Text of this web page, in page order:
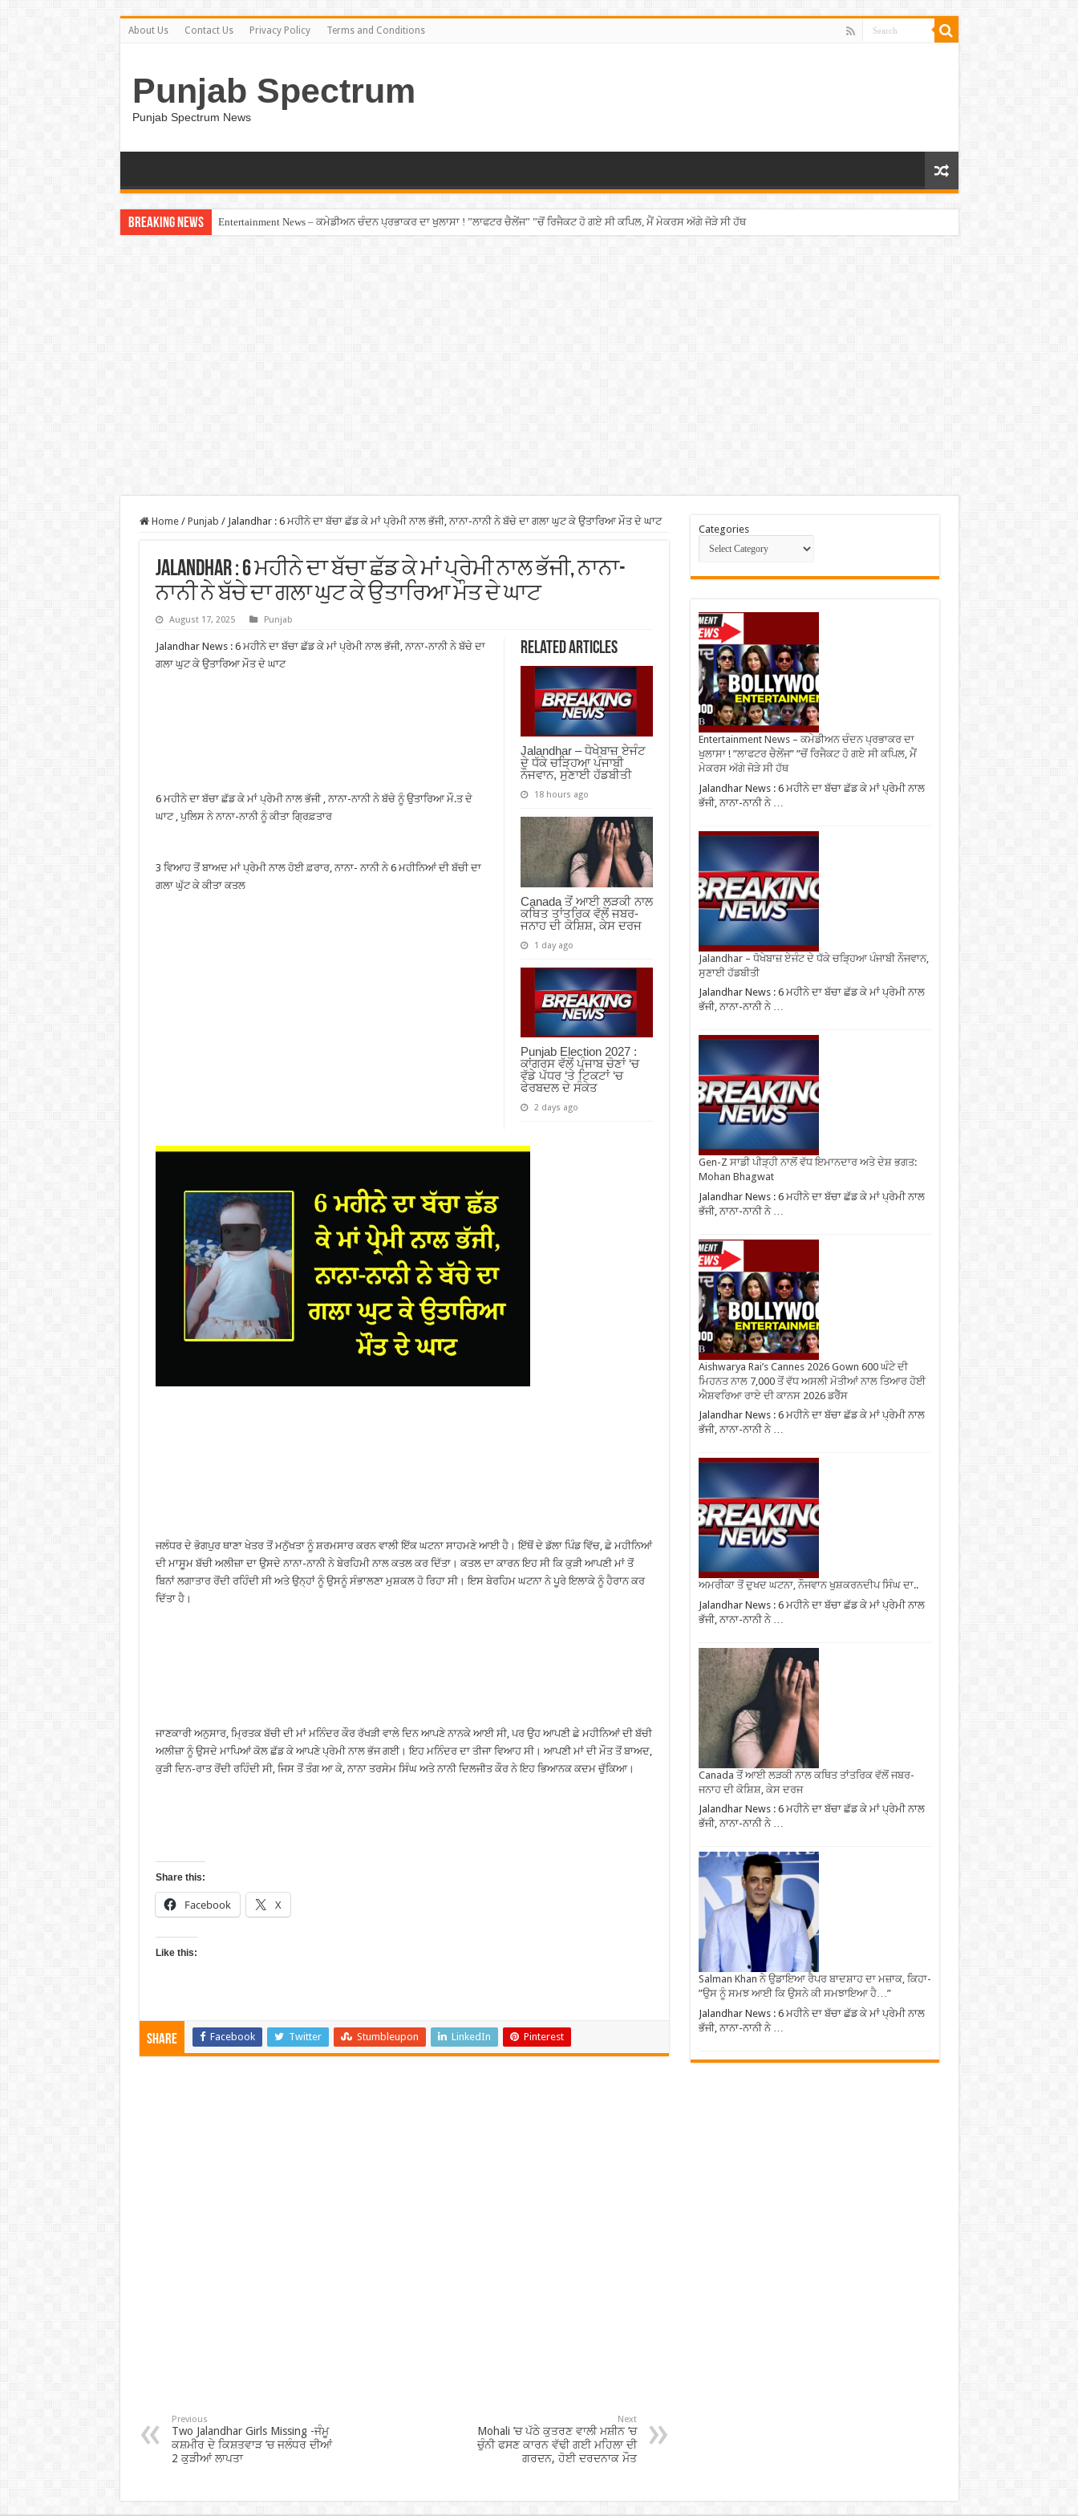
About Us Contact Us Privacy Policy Terms and Conditions
Punjab Spectrum
Punjab Spectrum News
Breaking News Entertainment News – ਕਮੇਡੀਅਨ ਚੰਦਨ ਪ੍ਰਭਾਕਰ ਦਾ ਖੁਲਾਸਾ ! ”ਲਾਫਟਰ ਚੈਲੇਂਜ” ”ਚੋਂ ਰਿਜੈਕਟ ਹੋ ਗਏ ਸੀ ਕਪਿਲ, ਮੈਂ ਮੇਕਰਸ ਅੱਗੇ ਜੋੜੇ ਸੀ ਹੱਥ
Home / Punjab / Jalandhar : 6 ਮਹੀਨੇ ਦਾ ਬੱਚਾ ਛੱਡ ਕੇ ਮਾਂ ਪ੍ਰੇਮੀ ਨਾਲ ਭੱਜੀ, ਨਾਨਾ-ਨਾਨੀ ਨੇ ਬੱਚੇ ਦਾ ਗਲਾ ਘੁਟ ਕੇ ਉਤਾਰਿਆ ਮੌਤ ਦੇ ਘਾਟ
Jalandhar : 6 ਮਹੀਨੇ ਦਾ ਬੱਚਾ ਛੱਡ ਕੇ ਮਾਂ ਪ੍ਰੇਮੀ ਨਾਲ ਭੱਜੀ, ਨਾਨਾ-
ਨਾਨੀ ਨੇ ਬੱਚੇ ਦਾ ਗਲਾ ਘੁਟ ਕੇ ਉਤਾਰਿਆ ਮੌਤ ਦੇ ਘਾਟ
August 17, 2025 Punjab
Related Articles
Jalandhar – ਧੋਖੇਬਾਜ਼ ਏਜੰਟ
ਦੇ ਧੱਕੇ ਚੜ੍ਹਿਆ ਪੰਜਾਬੀ
ਨੌਜਵਾਨ, ਸੁਣਾਈ ਹੱਡਬੀਤੀ
18 hours ago
Canada ਤੋਂ ਆਈ ਲੜਕੀ ਨਾਲ
ਕਥਿਤ ਤਾਂਤਰਿਕ ਵੱਲੋਂ ਜਬਰ-
ਜਨਾਹ ਦੀ ਕੋਸ਼ਿਸ਼, ਕੇਸ ਦਰਜ
1 day ago
Punjab Election 2027 :
ਕਾਂਗਰਸ ਵੱਲੋਂ ਪੰਜਾਬ ਚੋਣਾਂ ‘ਚ
ਵੱਡੇ ਪੱਧਰ ‘ਤੇ ਟਿਕਟਾਂ ‘ਚ
ਫੇਰਬਦਲ ਦੇ ਸੰਕੇਤ
2 days ago
Jalandhar News : 6 ਮਹੀਨੇ ਦਾ ਬੱਚਾ ਛੱਡ ਕੇ ਮਾਂ ਪ੍ਰੇਮੀ ਨਾਲ ਭੱਜੀ, ਨਾਨਾ-ਨਾਨੀ ਨੇ ਬੱਚੇ ਦਾ
ਗਲਾ ਘੁਟ ਕੇ ਉਤਾਰਿਆ ਮੌਤ ਦੇ ਘਾਟ
6 ਮਹੀਨੇ ਦਾ ਬੱਚਾ ਛੱਡ ਕੇ ਮਾਂ ਪ੍ਰੇਮੀ ਨਾਲ ਭੱਜੀ , ਨਾਨਾ-ਨਾਨੀ ਨੇ ਬੱਚੇ ਨੂੰ ਉਤਾਰਿਆ ਮੌ.ਤ ਦੇ
ਘਾਟ , ਪੁਲਿਸ ਨੇ ਨਾਨਾ-ਨਾਨੀ ਨੂੰ ਕੀਤਾ ਗ੍ਰਿਫ਼ਤਾਰ
3 ਵਿਆਹ ਤੋਂ ਬਾਅਦ ਮਾਂ ਪ੍ਰੇਮੀ ਨਾਲ ਹੋਈ ਫ਼ਰਾਰ, ਨਾਨਾ- ਨਾਨੀ ਨੇ 6 ਮਹੀਨਿਆਂ ਦੀ ਬੱਚੀ ਦਾ
ਗਲਾ ਘੁੱਟ ਕੇ ਕੀਤਾ ਕਤਲ
ਜਲੰਧਰ ਦੇ ਭੋਗਪੁਰ ਥਾਣਾ ਖੇਤਰ ਤੋਂ ਮਨੁੱਖਤਾ ਨੂੰ ਸ਼ਰਮਸਾਰ ਕਰਨ ਵਾਲੀ ਇੱਕ ਘਟਨਾ ਸਾਹਮਣੇ ਆਈ ਹੈ। ਇੱਥੋਂ ਦੇ ਡੱਲਾ ਪਿੰਡ ਵਿੱਚ, ਛੇ ਮਹੀਨਿਆਂ
ਦੀ ਮਾਸੂਮ ਬੱਚੀ ਅਲੀਜ਼ਾ ਦਾ ਉਸਦੇ ਨਾਨਾ-ਨਾਨੀ ਨੇ ਬੇਰਹਿਮੀ ਨਾਲ ਕਤਲ ਕਰ ਦਿੱਤਾ। ਕਤਲ ਦਾ ਕਾਰਨ ਇਹ ਸੀ ਕਿ ਕੁੜੀ ਆਪਣੀ ਮਾਂ ਤੋਂ
ਬਿਨਾਂ ਲਗਾਤਾਰ ਰੋਂਦੀ ਰਹਿੰਦੀ ਸੀ ਅਤੇ ਉਨ੍ਹਾਂ ਨੂੰ ਉਸਨੂੰ ਸੰਭਾਲਣਾ ਮੁਸ਼ਕਲ ਹੋ ਰਿਹਾ ਸੀ। ਇਸ ਬੇਰਹਿਮ ਘਟਨਾ ਨੇ ਪੂਰੇ ਇਲਾਕੇ ਨੂੰ ਹੈਰਾਨ ਕਰ
ਦਿੱਤਾ ਹੈ।
ਜਾਣਕਾਰੀ ਅਨੁਸਾਰ, ਮ੍ਰਿਤਕ ਬੱਚੀ ਦੀ ਮਾਂ ਮਨਿੰਦਰ ਕੌਰ ਰੱਖੜੀ ਵਾਲੇ ਦਿਨ ਆਪਣੇ ਨਾਨਕੇ ਆਈ ਸੀ, ਪਰ ਉਹ ਆਪਣੀ ਛੇ ਮਹੀਨਿਆਂ ਦੀ ਬੱਚੀ
ਅਲੀਜ਼ਾ ਨੂੰ ਉਸਦੇ ਮਾਪਿਆਂ ਕੋਲ ਛੱਡ ਕੇ ਆਪਣੇ ਪ੍ਰੇਮੀ ਨਾਲ ਭੱਜ ਗਈ। ਇਹ ਮਨਿੰਦਰ ਦਾ ਤੀਜਾ ਵਿਆਹ ਸੀ। ਆਪਣੀ ਮਾਂ ਦੀ ਮੌਤ ਤੋਂ ਬਾਅਦ,
ਕੁੜੀ ਦਿਨ-ਰਾਤ ਰੋਂਦੀ ਰਹਿੰਦੀ ਸੀ, ਜਿਸ ਤੋਂ ਤੰਗ ਆ ਕੇ, ਨਾਨਾ ਤਰਸੇਮ ਸਿੰਘ ਅਤੇ ਨਾਨੀ ਦਿਲਜੀਤ ਕੌਰ ਨੇ ਇਹ ਭਿਆਨਕ ਕਦਮ ਚੁੱਕਿਆ।
Share this:
Facebook X
Like this:
Share Facebook Twitter Stumbleupon LinkedIn Pinterest
Previous
Two Jalandhar Girls Missing -ਜੰਮੂ
ਕਸ਼ਮੀਰ ਦੇ ਕਿਸ਼ਤਵਾੜ ’ਚ ਜਲੰਧਰ ਦੀਆਂ
2 ਕੁੜੀਆਂ ਲਾਪਤਾ
Next
Mohali ’ਚ ਪੱਠੇ ਕੁਤਰਣ ਵਾਲੀ ਮਸ਼ੀਨ ’ਚ
ਚੁੰਨੀ ਫਸਣ ਕਾਰਨ ਵੱਢੀ ਗਈ ਮਹਿਲਾ ਦੀ
ਗਰਦਨ, ਹੋਈ ਦਰਦਨਾਕ ਮੌਤ
Categories
Entertainment News – ਕਮੇਡੀਅਨ ਚੰਦਨ ਪ੍ਰਭਾਕਰ ਦਾ
ਖੁਲਾਸਾ ! ”ਲਾਫਟਰ ਚੈਲੇਂਜ” ”ਚੋਂ ਰਿਜੈਕਟ ਹੋ ਗਏ ਸੀ ਕਪਿਲ, ਮੈਂ
ਮੇਕਰਸ ਅੱਗੇ ਜੋੜੇ ਸੀ ਹੱਥ
Jalandhar News : 6 ਮਹੀਨੇ ਦਾ ਬੱਚਾ ਛੱਡ ਕੇ ਮਾਂ ਪ੍ਰੇਮੀ ਨਾਲ
ਭੱਜੀ, ਨਾਨਾ-ਨਾਨੀ ਨੇ …
Jalandhar – ਧੋਖੇਬਾਜ਼ ਏਜੰਟ ਦੇ ਧੱਕੇ ਚੜ੍ਹਿਆ ਪੰਜਾਬੀ ਨੌਜਵਾਨ,
ਸੁਣਾਈ ਹੱਡਬੀਤੀ
Jalandhar News : 6 ਮਹੀਨੇ ਦਾ ਬੱਚਾ ਛੱਡ ਕੇ ਮਾਂ ਪ੍ਰੇਮੀ ਨਾਲ
ਭੱਜੀ, ਨਾਨਾ-ਨਾਨੀ ਨੇ …
Gen-Z ਸਾਡੀ ਪੀੜ੍ਹੀ ਨਾਲੋਂ ਵੱਧ ਇਮਾਨਦਾਰ ਅਤੇ ਦੇਸ਼ ਭਗਤ:
Mohan Bhagwat
Jalandhar News : 6 ਮਹੀਨੇ ਦਾ ਬੱਚਾ ਛੱਡ ਕੇ ਮਾਂ ਪ੍ਰੇਮੀ ਨਾਲ
ਭੱਜੀ, ਨਾਨਾ-ਨਾਨੀ ਨੇ …
Aishwarya Rai’s Cannes 2026 Gown 600 ਘੰਟੇ ਦੀ
ਮਿਹਨਤ ਨਾਲ 7,000 ਤੋਂ ਵੱਧ ਅਸਲੀ ਮੋਤੀਆਂ ਨਾਲ ਤਿਆਰ ਹੋਈ
ਐਸ਼ਵਰਿਆ ਰਾਏ ਦੀ ਕਾਨਸ 2026 ਡਰੈੱਸ
Jalandhar News : 6 ਮਹੀਨੇ ਦਾ ਬੱਚਾ ਛੱਡ ਕੇ ਮਾਂ ਪ੍ਰੇਮੀ ਨਾਲ
ਭੱਜੀ, ਨਾਨਾ-ਨਾਨੀ ਨੇ …
ਅਮਰੀਕਾ ਤੋਂ ਦੁਖਦ ਘਟਨਾ, ਨੌਜਵਾਨ ਖੁਸ਼ਕਰਨਦੀਪ ਸਿੰਘ ਦਾ..
Jalandhar News : 6 ਮਹੀਨੇ ਦਾ ਬੱਚਾ ਛੱਡ ਕੇ ਮਾਂ ਪ੍ਰੇਮੀ ਨਾਲ
ਭੱਜੀ, ਨਾਨਾ-ਨਾਨੀ ਨੇ …
Canada ਤੋਂ ਆਈ ਲੜਕੀ ਨਾਲ ਕਥਿਤ ਤਾਂਤਰਿਕ ਵੱਲੋਂ ਜਬਰ-
ਜਨਾਹ ਦੀ ਕੋਸ਼ਿਸ਼, ਕੇਸ ਦਰਜ
Jalandhar News : 6 ਮਹੀਨੇ ਦਾ ਬੱਚਾ ਛੱਡ ਕੇ ਮਾਂ ਪ੍ਰੇਮੀ ਨਾਲ
ਭੱਜੀ, ਨਾਨਾ-ਨਾਨੀ ਨੇ …
Salman Khan ਨੇ ਉਡਾਇਆ ਰੈਪਰ ਬਾਦਸ਼ਾਹ ਦਾ ਮਜ਼ਾਕ, ਕਿਹਾ-
”ਉਸ ਨੂੰ ਸਮਝ ਆਈ ਕਿ ਉਸਨੇ ਕੀ ਸਮਝਾਇਆ ਹੈ…”
Jalandhar News : 6 ਮਹੀਨੇ ਦਾ ਬੱਚਾ ਛੱਡ ਕੇ ਮਾਂ ਪ੍ਰੇਮੀ ਨਾਲ
ਭੱਜੀ, ਨਾਨਾ-ਨਾਨੀ ਨੇ …